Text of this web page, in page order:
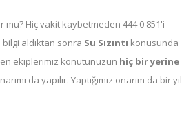
Hiç vakit kaybetmeden 444 0 851'i
aldıktan sonra Su Sızıntı konusunda
ekiplerimiz konutunuzun hiç bir yerine
da yapılır. Yaptığımız onarım da bir yıl